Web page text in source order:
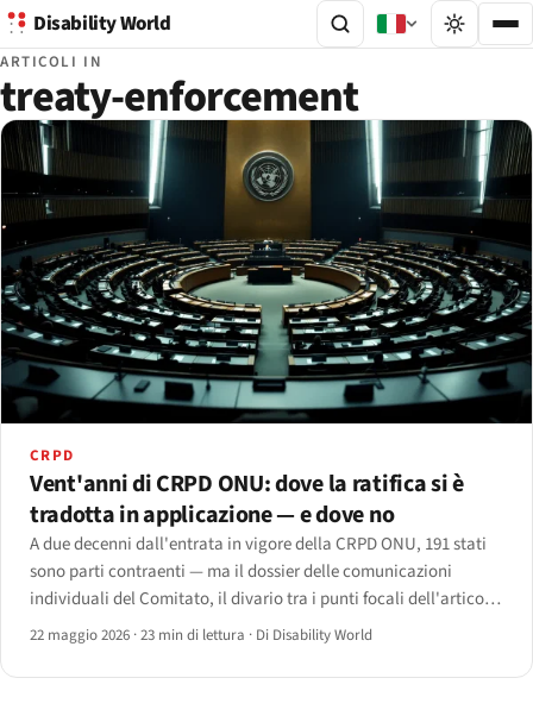
Disability World
ARTICOLI IN
treaty-enforcement
CRPD
Vent'anni di CRPD ONU: dove la ratifica si è
tradotta in applicazione — e dove no
A due decenni dall'entrata in vigore della CRPD ONU, 191 stati
sono parti contraenti — ma il dossier delle comunicazioni
individuali del Comitato, il divario tra i punti focali dell'articolo
33 e il mosaico di adesioni al Protocollo facoltativo raccontano
22 maggio 2026 ·23 min di lettura · Di Disability World